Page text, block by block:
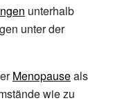
unterhalb
unter der
Menopauseals
wie zu